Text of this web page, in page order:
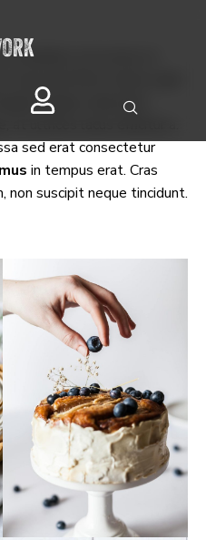
faucibus orci luctus et
Fusce porttitor metus eget
magna vulputate.
at ultrices lacus efficitur a.
sed erat consectetur
in tempus erat. Cras
suscipit neque tincidunt.